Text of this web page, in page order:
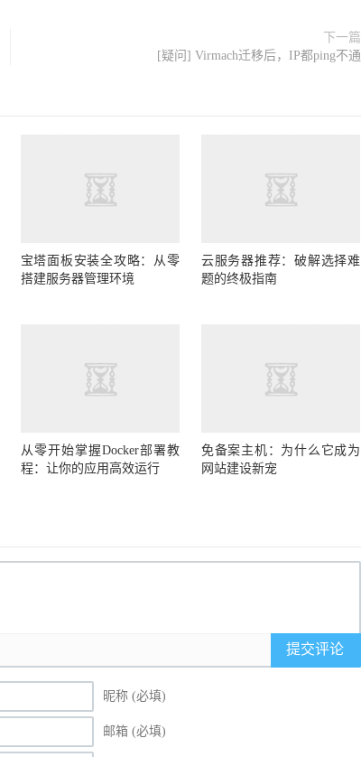
下一篇
[疑问] Virmach迁移后，IP都ping不通
宝塔面板安装全攻略：从零
搭建服务器管理环境
云服务器推荐：破解选择难
题的终极指南
从零开始掌握Docker部署教
程：让你的应用高效运行
免备案主机：为什么它成为
网站建设新宠
提交评论
昵称 (必填)
邮箱 (必填)